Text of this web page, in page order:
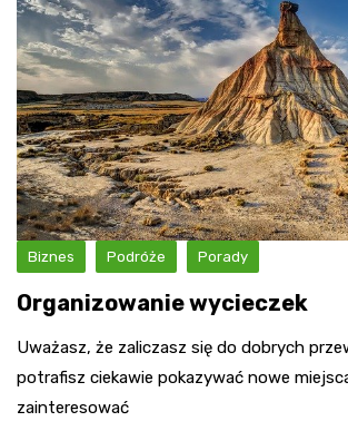
Biznes Podróże Porady
Organizowanie wycieczek
Uważasz, że zaliczasz się do dobrych
potrafisz ciekawie pokazywać nowe
zainteresować